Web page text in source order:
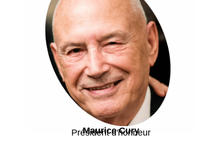
Maurice Cury
Président d'honneur